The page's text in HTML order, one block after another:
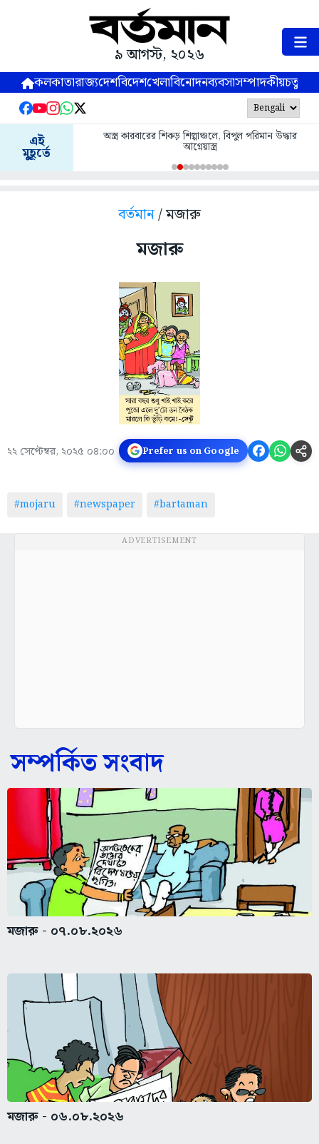
৯ আগস্ট, ২০২৬
কলকাতারাজ্যদেশবিদেশখেলাবিনোদনব্যবসাসম্পাদকীয়
এই
মুহূর্তে
অস্ত্র কারবারের শিকড় শিল্পাঞ্চলে, বিপুল পরিমান উদ্ধার
আগ্নেয়াস্ত্র
বর্তমান/ মজারু
মজারু
২২ সেপ্টেম্বর, ২০২৫ ০৪:০০ Prefer us on Google
#mojaru #newspaper #bartaman
ADVERTISEMENT
সম্পর্কিত সংবাদ
মজারু - ০৭.০৮.২০২৬
মজারু - ০৬.০৮.২০২৬